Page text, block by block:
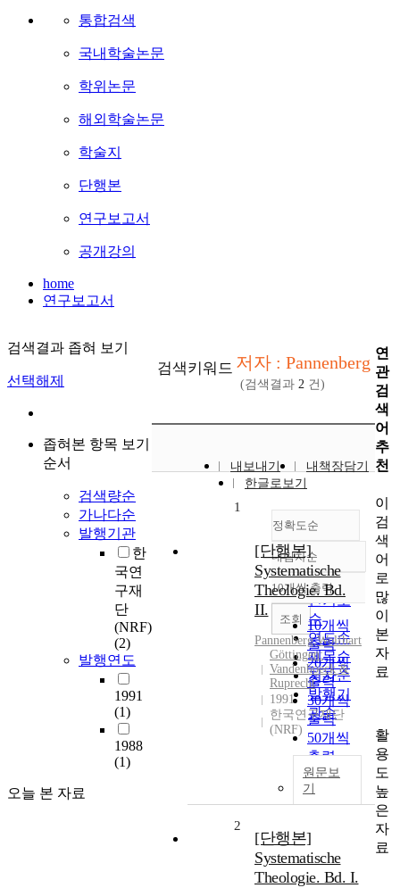
통합검색
국내학술논문
학위논문
해외학술논문
학술지
단행본
연구보고서
공개강의
home
연구보고서
검색결과 좁혀 보기
선택해제
좁혀본 항목 보기
순서
검색량순
가나다순
발행기관
한
국연
구재
단
(NRF)
(2)
발행연도
1991
(1)
1988
(1)
오늘 본 자료
검색키워드 저자 : Pannenberg
(검색결과 2 건)
내보내기
내책장담기
한글로보기
정확도순
정확도
순
인기도
순
연도순
제목순
저자순
발행기
관순
내림차순
내림차순
10개씩 출력
10개씩
출력
20개씩
출력
30개씩
출력
50개씩
출력
100개씩
출력
조회
1
[단행본]
Systematische
Theologie. Bd.
II.
Pannenberg,Wolfhart
Göttingen:
Vandenhoeck &
Ruprecht
1991
한국연구재단
(NRF)
원문보
기
2
[단행본]
Systematische
Theologie. Bd. I.
연
관
검
색
어
추
천
이
검
색
어
로
많
이
본
자
료
활
용
도
높
은
자
료